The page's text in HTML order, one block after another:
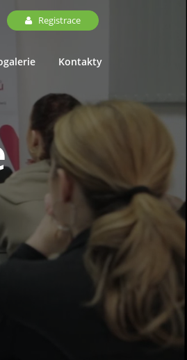
Registrace
Kontakty